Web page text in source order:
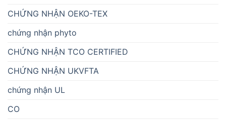
CHỨNG NHẬN OEKO-TEX
chứng nhận phyto
CHỨNG NHẬN TCO CERTIFIED
CHỨNG NHẬN UKVFTA
chứng nhận UL
CO